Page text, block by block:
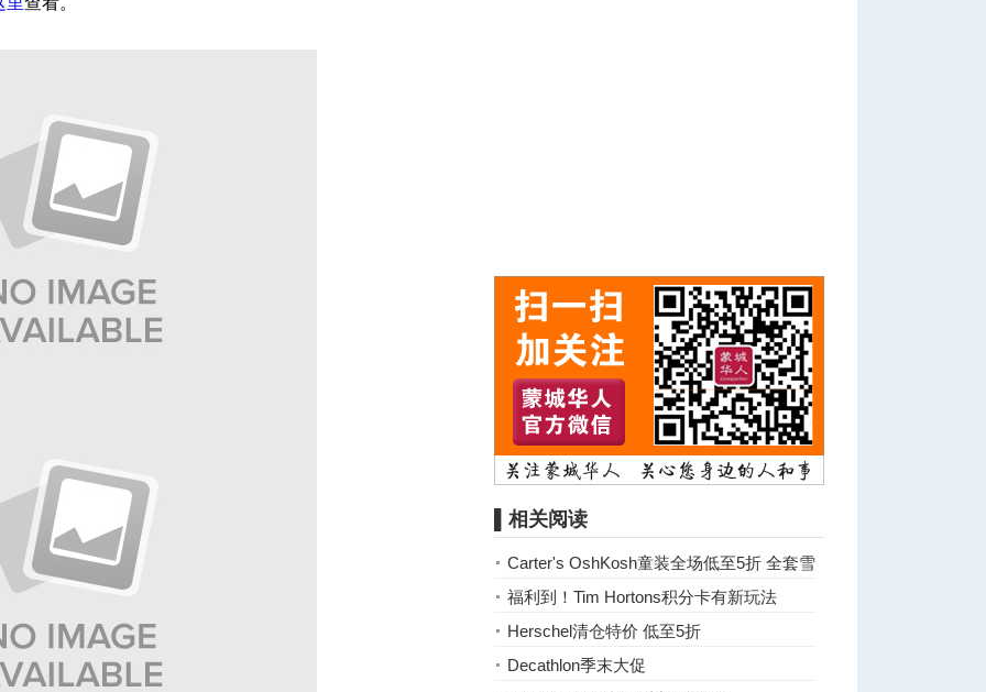
▌相关阅读
Carter's OshKosh童装全场低至5折 全套雪
服只要87元
福利到！Tim Hortons积分卡有新玩法
Herschel清仓特价 低至5折
Decathlon季末大促